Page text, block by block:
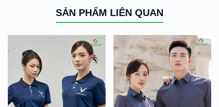
SẢN PHẨM LIÊN QUAN